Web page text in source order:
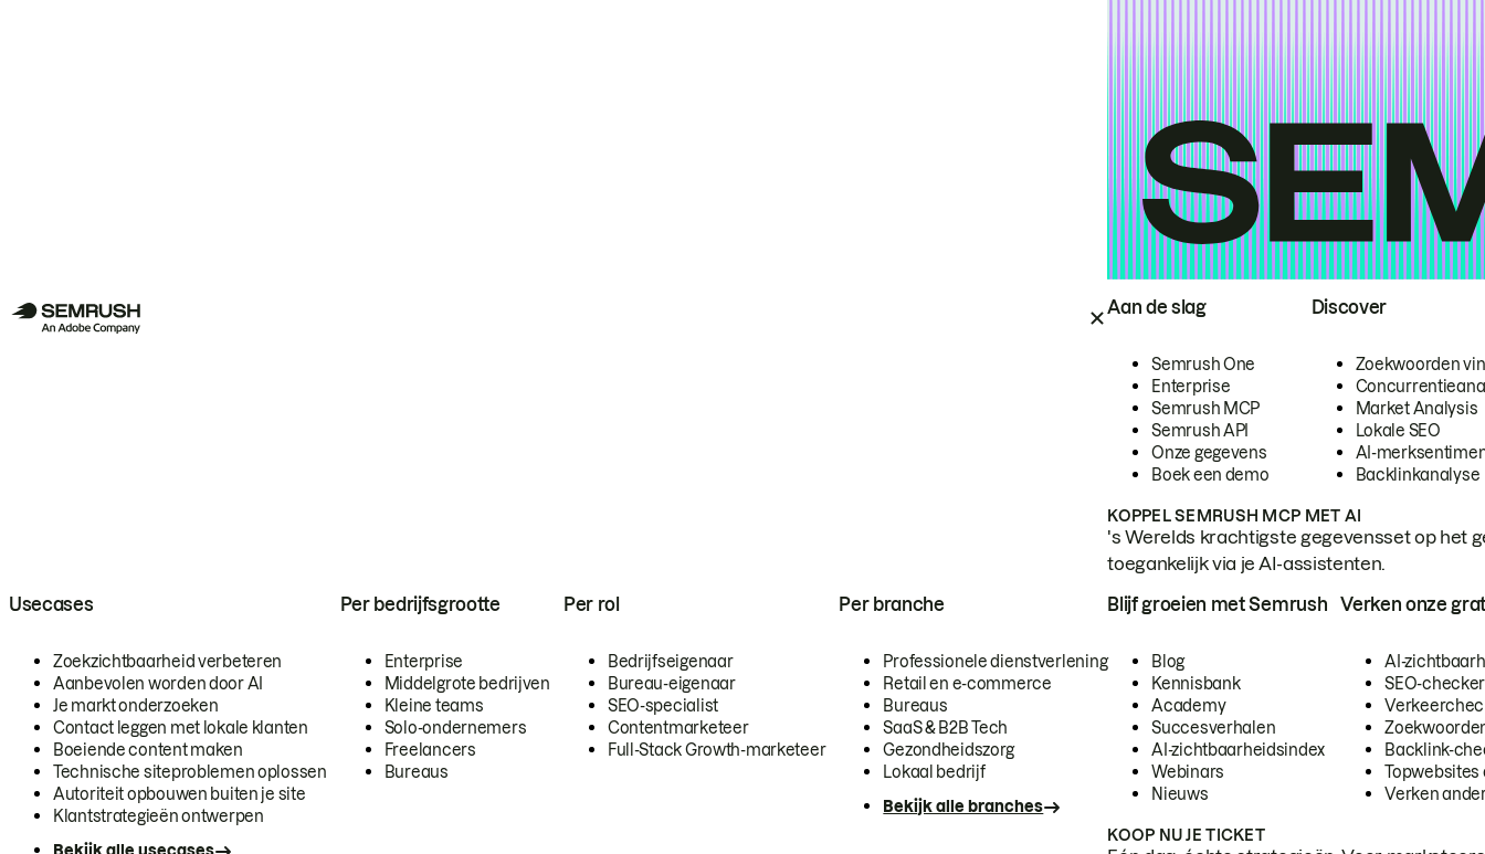
Aan de slag
Semrush One
Enterprise
Semrush MCP
Semrush API
Onze gegevens
Boek een demo
Discover
Zoekwoorden
Market Analysis
Lokale SEO
AI-
Backlinkanalyse
KOPPEL SEMRUSH MCP MET AI
's Werelds krachtigste gegevensset op het
toegankelijk via je AI-assistenten.
Usecases
Zoekzichtbaarheid verbeteren
Aanbevolen worden door AI
Je markt onderzoeken
Contact leggen met lokale klanten
Boeiende content maken
Technische siteproblemen oplossen
Autoriteit opbouwen buiten je site
Klantstrategieën ontwerpen
Per bedrijfsgrootte
Enterprise
Middelgrote bedrijven
Kleine teams
Solo-ondernemers
Freelancers
Bureaus
Per rol
Bedrijfseigenaar
Bureau-eigenaar
SEO-specialist
Contentmarketeer
Full-Stack Growth-marketeer
Per branche
Professionele dienstverlening
Retail en e-commerce
Bureaus
SaaS & B2B Tech
Gezondheidszorg
Lokaal bedrijf
Bekijk alle branches
Blijf groeien met Semrush
Blog
Kennisbank
Academy
Succesverhalen
AI-zichtbaarheidsindex
Webinars
Nieuws
Verken onze
AI-
SEO-checker
Backlink-
Topwebsites
Verken
KOOP NU JE TICKET